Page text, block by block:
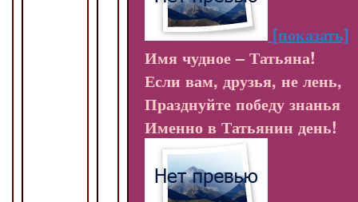
[показать]
Имя чудное – Татьяна!
Если вам, друзья, не лень,
Празднуйте победу знанья
Именно в Татьянин день!